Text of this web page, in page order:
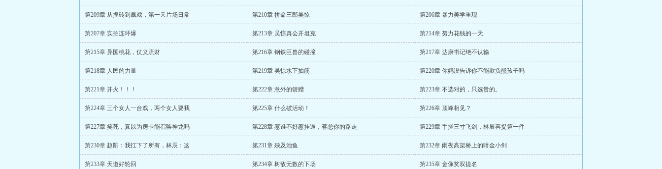
第209章 从捏砖到飙戏，第一天片场日常 第210章 拼命三郎吴惊 第206章 暴力美学重现
第207章 实拍连环爆 第213章 吴惊真会开坦克 第214章 努力花钱的一天
第215章 异国桃花，仗义疏财 第216章 钢铁巨兽的碰撞 第217章 达康书记绝不认输
第218章 人民的力量 第219章 吴惊水下抽筋 第220章 你妈没告诉你不能欺负熊孩子吗
第221章 开火！！！ 第222章 意外的馈赠 第223章 不选对的，只选贵的。
第224章 三个女人一台戏，两个女人要我 第225章 什么破活动！ 第226章 顶峰相见？
第227章 笑死，真以为房卡能召唤神龙吗 第228章 惹谁不好惹挂逼，蒋总你的路走 第229章 手搓三寸飞剑，林辰喜提第一件
第230章 赵阳：我扛下了所有，林辰：这 第231章 殃及池鱼 第232章 雨夜高架桥上的暗金小剑
第233章 天道好轮回 第234章 树敌无数的下场 第235章 金像奖双提名